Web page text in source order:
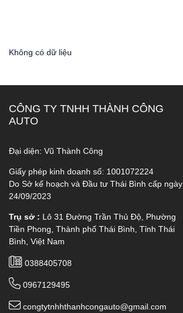
Không có dữ liệu
CÔNG TY TNHH THÀNH CÔNG
AUTO
Đại diện: Vũ Thành Công
Giấy phép kinh doanh số: 1001072224
Do Sở kế hoạch và Đầu tư Thái Bình cấp ngày
24/09/2023
Trụ sở : Lô 31 Đường Trần Thủ Độ, Phường
Tiền Phong, Thành phố Thái Bình, Tỉnh Thái
Bình, Việt Nam
0388405708
0967129495
congtytnhhthanhcongauto@gmail.com